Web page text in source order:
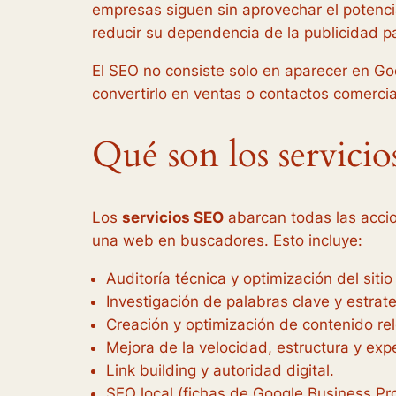
empresas siguen sin aprovechar el
reducir su dependencia de la publicidad
El SEO no consiste solo en aparecer en
convertirlo en ventas o contactos
Qué son los
Los servicios SEO abarcan todas las
una web en buscadores. Esto incluye:
Auditoría técnica y optimización del
Investigación de palabras clave y
Creación y optimización de contenido
Mejora de la velocidad, estructura y
Link building y autoridad digital.